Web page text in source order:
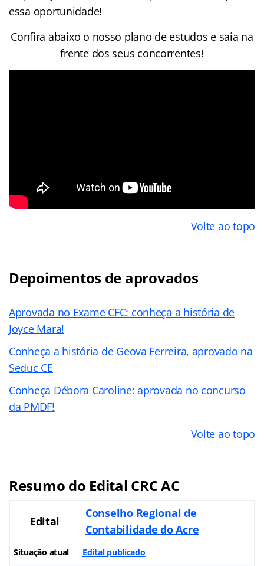
essa oportunidade!
Confira abaixo o nosso plano de estudos e saia na
frente dos seus concorrentes!
Volte ao topo
Depoimentos de aprovados
Aprovada no Exame CFC: conheça a história de
Joyce Mara!
Conheça a história de Geova Ferreira, aprovado na
Seduc CE
Conheça Débora Caroline: aprovada no concurso
da PMDF!
Volte ao topo
Resumo do Edital CRC AC
Edital
Conselho Regional de
Contabilidade do Acre
Situação atual Edital publicado